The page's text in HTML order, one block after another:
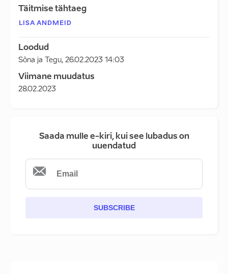
Täitmise tähtaeg
LISA ANDMEID
Loodud
Sõna ja Tegu, 26.02.2023 14:03
Viimane muudatus
28.02.2023
Saada mulle e-kiri, kui see lubadus on
uuendatud
SUBSCRIBE